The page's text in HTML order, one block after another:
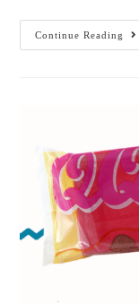
Continue Reading